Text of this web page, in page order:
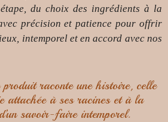
du choix des ingrédients à la
précision et patience pour offrir
intemporel et en accord avec nos
raconte une histoire, celle
attachée à ses racines et à la
savoir-faire intemporel.